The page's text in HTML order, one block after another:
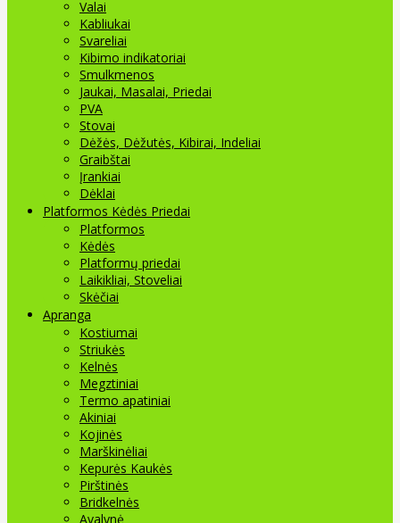
Valai
Kabliukai
Svareliai
Kibimo indikatoriai
Smulkmenos
Jaukai, Masalai, Priedai
PVA
Stovai
Dėžės, Dėžutės, Kibirai, Indeliai
Graibštai
Įrankiai
Dėklai
Platformos Kėdės Priedai
Platformos
Kėdės
Platformų priedai
Laikikliai, Stoveliai
Skėčiai
Apranga
Kostiumai
Striukės
Kelnės
Megztiniai
Termo apatiniai
Akiniai
Kojinės
Marškinėliai
Kepurės Kaukės
Pirštinės
Bridkelnės
Avalynė